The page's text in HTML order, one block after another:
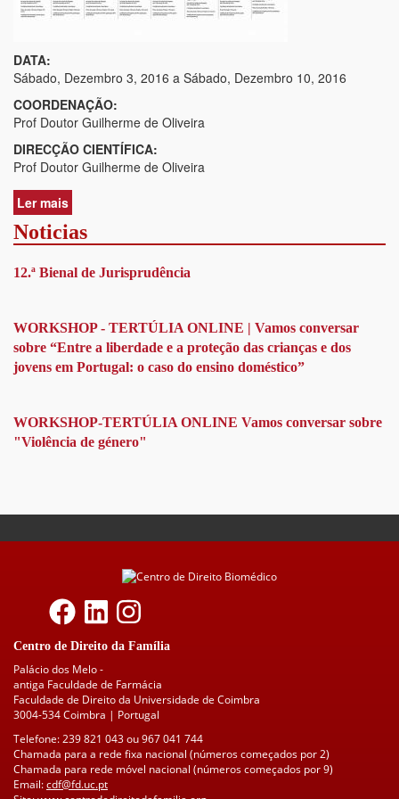
DATA:
Sábado, Dezembro 3, 2016 a Sábado, Dezembro 10, 2016
COORDENAÇÃO:
Prof Doutor Guilherme de Oliveira
DIRECÇÃO CIENTÍFICA:
Prof Doutor Guilherme de Oliveira
Ler mais
de
1º
breve
graduação
em
Mediação
Noticias
12.ª Bienal de Jurisprudência
WORKSHOP - TERTÚLIA ONLINE | Vamos conversar
sobre “Entre a liberdade e a proteção das crianças e dos
jovens em Portugal: o caso do ensino doméstico”
WORKSHOP-TERTÚLIA ONLINE Vamos conversar sobre
"Violência de género"
Centro de Direito da Família
Palácio dos Melo -
antiga Faculdade de Farmácia
Faculdade de Direito da Universidade de Coimbra
3004-534 Coimbra | Portugal
Telefone: 239 821 043 ou 967 041 744
Chamada para a rede fixa nacional (números começados por 2)
Chamada para rede móvel nacional (números começados por 9)
Email:cdf@fd.uc.pt